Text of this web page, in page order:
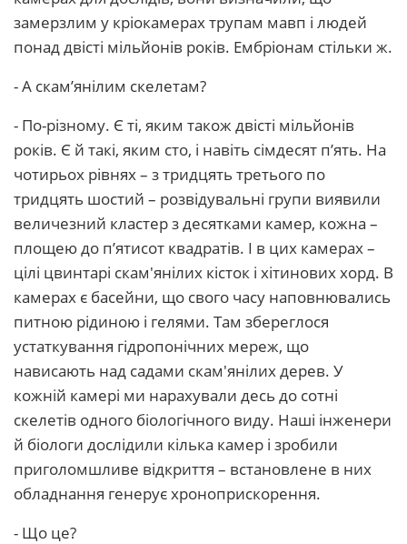
замерзлим у кріокамерах трупам мавп і людей
понад двісті мільйонів років. Ембріонам стільки ж.
- А скам’янілим скелетам?
- По-різному. Є ті, яким також двісті мільйонів
років. Є й такі, яким сто, і навіть сімдесят п’ять. На
чотирьох рівнях – з тридцять третього по
тридцять шостий – розвідувальні групи виявили
величезний кластер з десятками камер, кожна –
площею до п’ятисот квадратів. І в цих камерах –
цілі цвинтарі скам'янілих кісток і хітинових хорд. В
камерах є басейни, що свого часу наповнювались
питною рідиною і гелями. Там збереглося
устаткування гідропонічних мереж, що
нависають над садами скам'янілих дерев. У
кожній камері ми нарахували десь до сотні
скелетів одного біологічного виду. Наші інженери
й біологи дослідили кілька камер і зробили
приголомшливе відкриття – встановлене в них
обладнання генерує хроноприскорення.
- Що це?